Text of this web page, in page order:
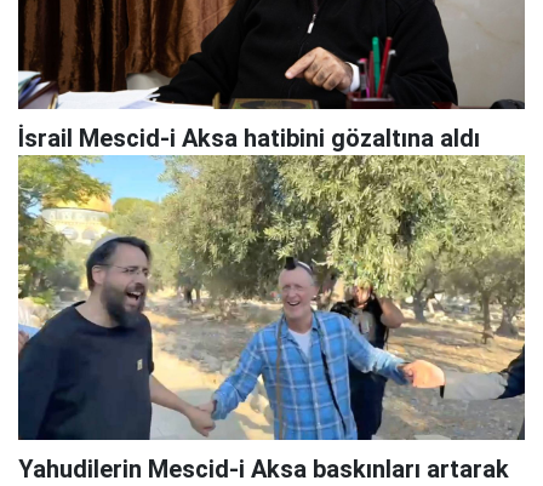
İsrail Mescid-i Aksa hatibini gözaltına aldı
Yahudilerin Mescid-i Aksa baskınları artarak